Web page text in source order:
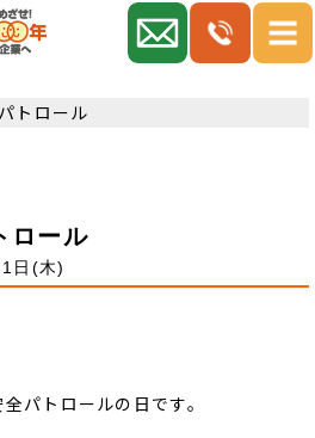
トロール
ロール
日(木)
パトロールの日です。